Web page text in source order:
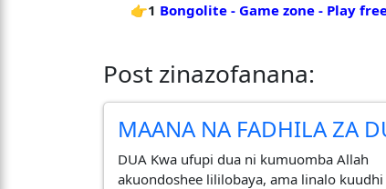
👉1 Bongolite - Game zone - Play
Post zinazofanana:
MAANA NA FADHILA ZA
DUA Kwa ufupi dua ni kumuomba Allah
akuondoshee lililobaya, ama linalo kuudhi